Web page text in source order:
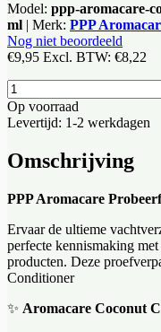
Model: ppp-aromacare-
ml | Merk: PPP
Nog niet beoordeeld
€9,95 Excl. BTW: €8,22
Op voorraad
Levertijd: 1-2 werkdagen
Omschrijving
PPP Aromacare
Ervaar de ultieme
perfecte kennismaking
producten. Deze
Conditioner
✨ Aromacare Coconut